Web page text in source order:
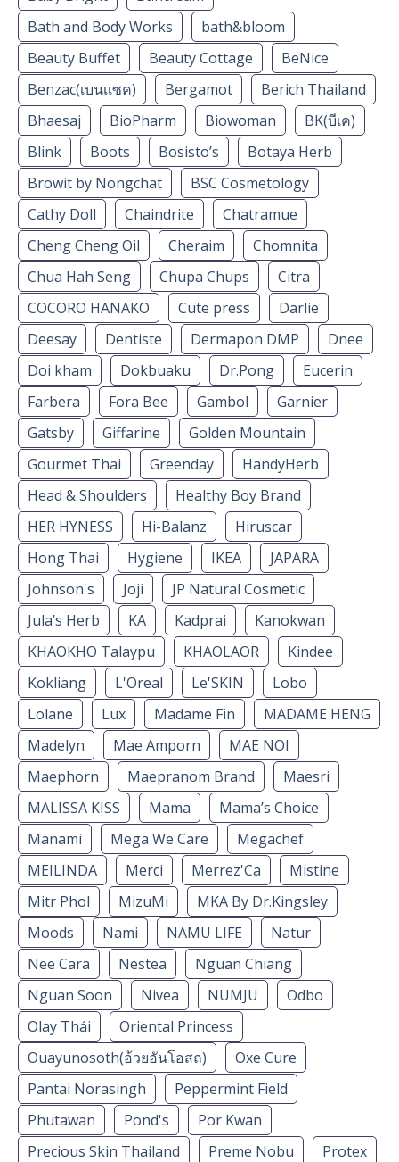
Bath and Body Works
bath&bloom
Beauty Buffet
Beauty Cottage
BeNice
Benzac(เบนเเซค)
Bergamot
Berich Thailand
Bhaesaj
BioPharm Biowoman
BK(บีเค)
Blink
Boots Bosisto’s
Botaya Herb
Browit by Nongchat
BSC Cosmetology
Cathy Doll
Chaindrite
Chatramue
Cheng Cheng Oil
Cheraim
Chomnita
Chua Hah Seng
Chupa Chups
Citra
COCORO HANAKO
Cute press
Darlie
Deesay
Dentiste Dermapon DMP
Dnee
Doi kham
Dokbuaku Dr.Pong
Eucerin
Farbera
Fora Bee Gambol
Garnier
Gatsby
Giffarine
Golden Mountain
Gourmet Thai
Greenday
HandyHerb
Head & Shoulders
Healthy Boy Brand
HER HYNESS
Hi-Balanz
Hiruscar
Hong Thai
Hygiene IKEA
JAPARA
Johnson's
Joji
JP Natural Cosmetic
Jula’s Herb
KA Kadprai
Kanokwan
KHAOKHO Talaypu
KHAOLAOR
Kindee
Kokliang
L'Oreal Le'SKIN
Lobo
Lolane
Lux Madame Fin
MADAME HENG
Madelyn
Mae Amporn
MAE NOI
Maephorn
Maepranom Brand
Maesri
MALISSA KISS
Mama
Mama’s Choice
Manami
Mega We Care
Megachef
MEILINDA
Merci Merrez'Ca
Mistine
Mitr Phol
MizuMi
MKA By Dr.Kingsley
Moods
Nami NAMU LIFE
Natur
Nee Cara
Nestea
Nguan Chiang
Nguan Soon
Nivea NUMJU
Odbo
Olay Thái
Oriental Princess
Ouayunosoth(อ้วยอันโอสถ)
Oxe Cure
Pantai Norasingh
Peppermint Field
Phutawan
Pond's
Por Kwan
Precious Skin Thailand
Preme Nobu
Protex